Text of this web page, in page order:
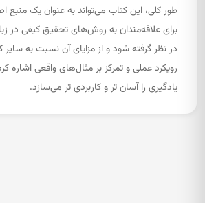
طور کلی، این کتاب می‌تواند به عنوان یک منبع
برای علاقه‌مندان به روش‌های تحقیق کیفی در
در نظر گرفته شود و از مزایای آن نسبت به
رویکرد عملی و تمرکز بر مثال‌های واقعی اشاره
یادگیری را آسان تر و کاربردی تر می‌سازد.